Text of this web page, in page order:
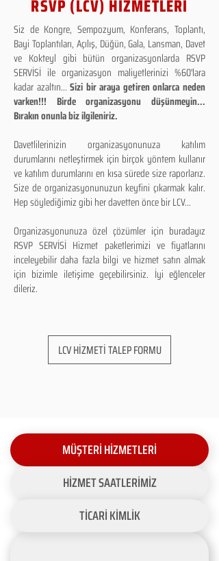
RSVP (LCV) HİZMETLERİ
Siz de Kongre, Sempozyum, Konferans, Toplantı,
Bayi Toplantıları, Açılış, Düğün, Gala, Lansman, Davet
ve Kokteyl gibi bütün organizasyonlarda RSVP
SERVİSİ ile organizasyon maliyetlerinizi %60'lara
kadar azaltın...Sizi bir araya getiren onlarca neden
varken!!! Birde organizasyonu düşünmeyin...
Bırakın onunla biz ilgileniriz.
Davetlilerinizin organizasyonunuza katılım
durumlarını netleştirmek için birçok yöntem kullanır
ve katılım durumlarını en kısa sürede size raporlarız.
Size de organizasyonunuzun keyfini çıkarmak kalır.
Hep söylediğimiz gibi her davetten önce bir LCV...
Organizasyonunuza özel çözümler için buradayız
RSVP SERVİSİ Hizmet paketlerimizi ve fiyatlarını
inceleyebilir daha fazla bilgi ve hizmet satın almak
için bizimle iletişime geçebilirsiniz. İyi eğlenceler
dileriz.
LCV HİZMETİ TALEP FORMU
MÜŞTERİ HİZMETLERİ
HİZMET SAATLERİMİZ
TİCARİ KİMLİK